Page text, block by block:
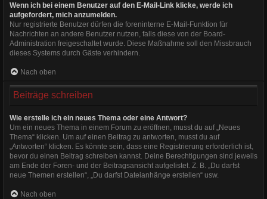
Wenn ich bei einem Benutzer auf den E-Mail-Link klicke, werde ich
aufgefordert, mich anzumelden.
Nur registrierte Benutzer dürfen die foreninterne E-Mail-Funktion für
Nachrichten an andere Benutzer nutzen, falls diese von der Board-
Administration freigeschaltet wurde. Diese Maßnahme soll den Missbrauch
dieses Systems durch Gäste verhindern.
Nach oben
Beiträge schreiben
Wie erstelle ich ein neues Thema oder eine Antwort?
Um ein neues Thema in einem Forum zu eröffnen, musst du auf „Neues
Thema“ klicken. Um auf einen Beitrag zu antworten, musst du auf
„Antworten“ klicken. Es könnte sein, dass eine Registrierung erforderlich ist,
bevor du einen Beitrag schreiben kannst. Deine Berechtigungen sind jeweils
am Ende der Foren- und der Beitragsansicht aufgelistet. Z. B. „Du darfst
neue Themen erstellen“, „Du darfst Dateianhänge erstellen“ usw.
Nach oben